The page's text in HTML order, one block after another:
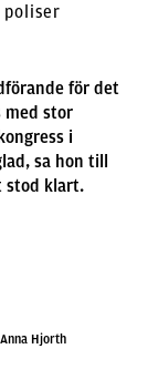
för det
med stor
i
sa hon till
stod klart.
Hjorth